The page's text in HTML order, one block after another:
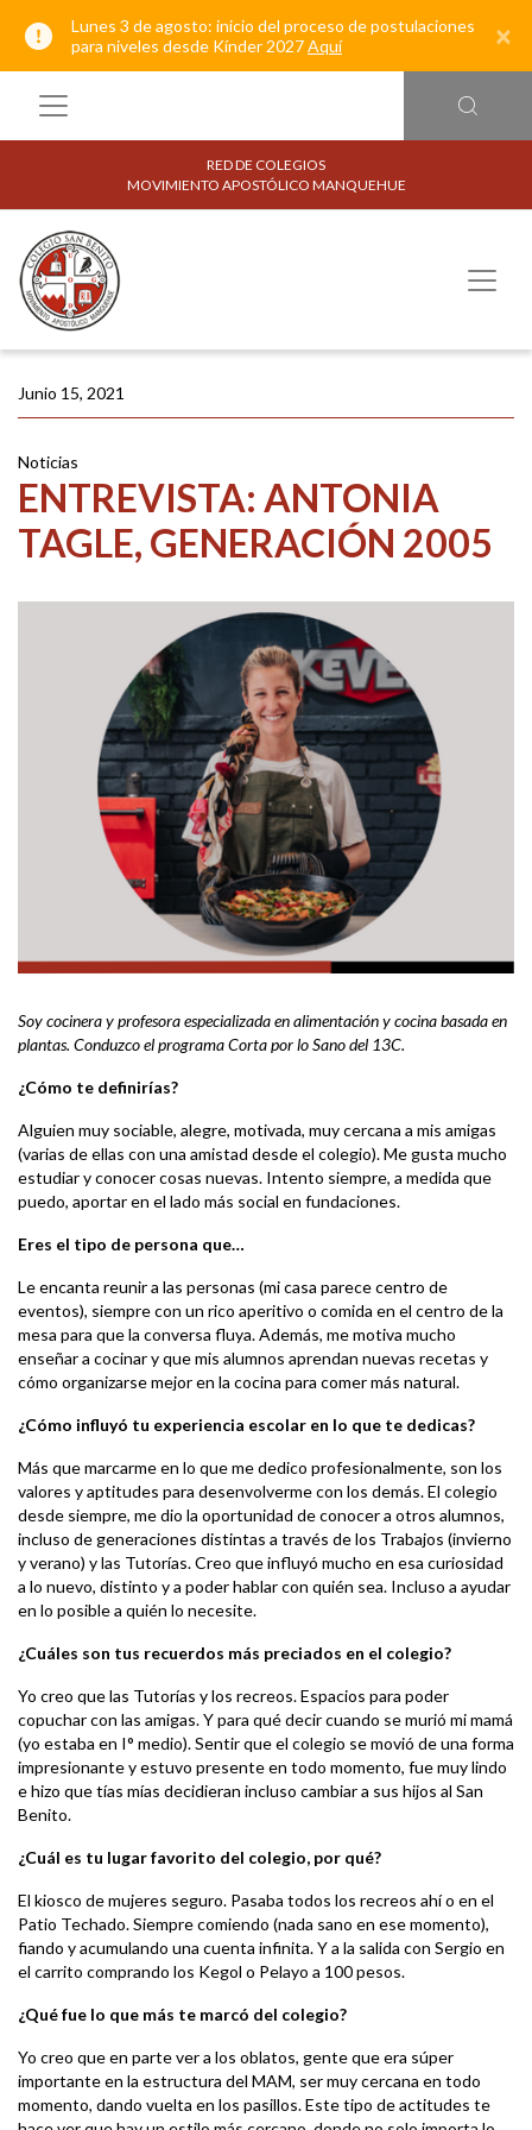
Lunes 3 de agosto: inicio del proceso de postulaciones
para niveles desde Kínder 2027Aquí ×
RED DE COLEGIOS
MOVIMIENTO APOSTÓLICO MANQUEHUE
Junio 15, 2021
Noticias
ENTREVISTA: ANTONIA
TAGLE, GENERACIÓN 2005
Soy cocinera y profesora especializada en alimentación y cocina basada en
plantas. Conduzco el programa Corta por lo Sano del 13C.
¿Cómo te definirías?
Alguien muy sociable, alegre, motivada, muy cercana a mis amigas
(varias de ellas con una amistad desde el colegio). Me gusta mucho
estudiar y conocer cosas nuevas. Intento siempre, a medida que
puedo, aportar en el lado más social en fundaciones.
Eres el tipo de persona que…
Le encanta reunir a las personas (mi casa parece centro de
eventos), siempre con un rico aperitivo o comida en el centro de la
mesa para que la conversa fluya. Además, me motiva mucho
enseñar a cocinar y que mis alumnos aprendan nuevas recetas y
cómo organizarse mejor en la cocina para comer más natural.
¿Cómo influyó tu experiencia escolar en lo que te dedicas?
Más que marcarme en lo que me dedico profesionalmente, son los
valores y aptitudes para desenvolverme con los demás. El colegio
desde siempre, me dio la oportunidad de conocer a otros alumnos,
incluso de generaciones distintas a través de los Trabajos (invierno
y verano) y las Tutorías. Creo que influyó mucho en esa curiosidad
a lo nuevo, distinto y a poder hablar con quién sea. Incluso a ayudar
en lo posible a quién lo necesite.
¿Cuáles son tus recuerdos más preciados en el colegio?
Yo creo que las Tutorías y los recreos. Espacios para poder
copuchar con las amigas. Y para qué decir cuando se murió mi mamá
(yo estaba en I° medio). Sentir que el colegio se movió de una forma
impresionante y estuvo presente en todo momento, fue muy lindo
e hizo que tías mías decidieran incluso cambiar a sus hijos al San
Benito.
¿Cuál es tu lugar favorito del colegio, por qué?
El kiosco de mujeres seguro. Pasaba todos los recreos ahí o en el
Patio Techado. Siempre comiendo (nada sano en ese momento),
fiando y acumulando una cuenta infinita. Y a la salida con Sergio en
el carrito comprando los Kegol o Pelayo a 100 pesos.
¿Qué fue lo que más te marcó del colegio?
Yo creo que en parte ver a los oblatos, gente que era súper
importante en la estructura del MAM, ser muy cercana en todo
momento, dando vuelta en los pasillos. Este tipo de actitudes te